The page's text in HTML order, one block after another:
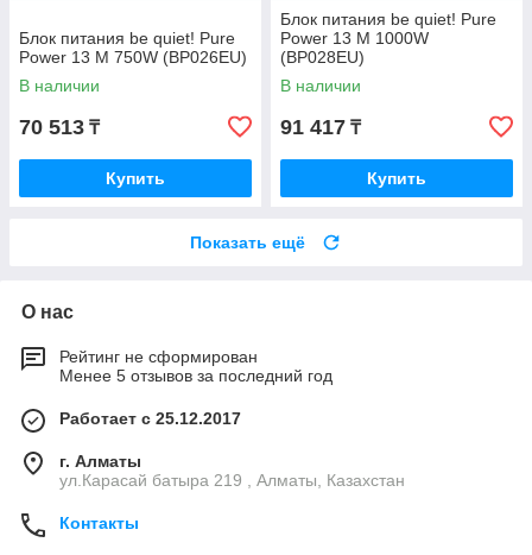
Блок питания be quiet! Pure
Power 13 M 750W (BP026EU)
В наличии
70 513 ₸
Купить
Блок питания be quiet! Pure
Power 13 M 1000W
(BP028EU)
В наличии
91 417 ₸
Купить
Показать ещё
О нас
Рейтинг не сформирован
Менее 5 отзывов за последний год
Работает с 25.12.2017
г. Алматы
ул.Карасай батыра 219 , Алматы, Казахстан
Контакты